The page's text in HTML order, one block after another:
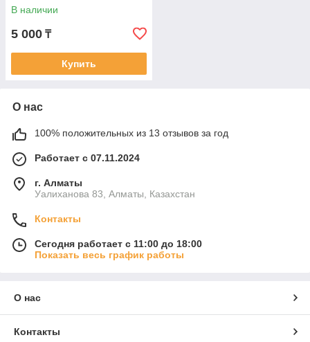
В наличии
5 000 ₸
Купить
О нас
100% положительных из 13 отзывов за год
Работает с 07.11.2024
г. Алматы
Уалиханова 83, Алматы, Казахстан
Контакты
Сегодня работает с 11:00 до 18:00
Показать весь график работы
О нас
Контакты